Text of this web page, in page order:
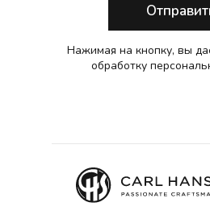
Нажимая на кнопку, вы
обработку